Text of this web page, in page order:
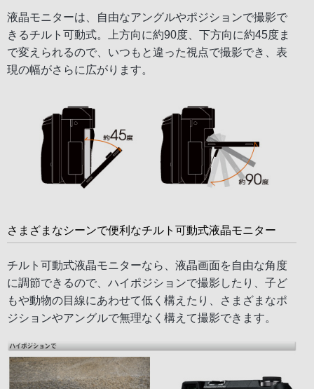
液晶モニターは、自由なアングルやポジションで撮影で
きるチルト可動式。上方向に約90度、下方向に約45度ま
で変えられるので、いつもと違った視点で撮影でき、表
現の幅がさらに広がります。
さまざまなシーンで便利なチルト可動式液晶モニター
チルト可動式液晶モニターなら、液晶画面を自由な角度
に調節できるので、ハイポジションで撮影したり、子ど
もや動物の目線にあわせて低く構えたり、さまざまなポ
ジションやアングルで無理なく構えて撮影できます。